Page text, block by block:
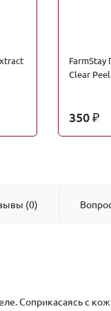
FarmStay
Clear
350 ₽
(0)
Соприкасаясь с